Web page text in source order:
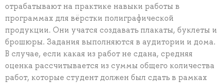
отрабатывают на практике навыки работы в
программах для вёрстки полиграфической
продукции. Они учатся создавать плакаты, буклеты и
брошюры. Задания выполняются в аудитории и дома.
В случае, если какая из работ не сдана, средняя
оценка рассчитывается из суммы общего количества
работ, которые студент должен был сдать в рамках